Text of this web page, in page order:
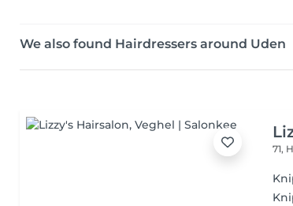
We also found Hairdressers around Uden
71,